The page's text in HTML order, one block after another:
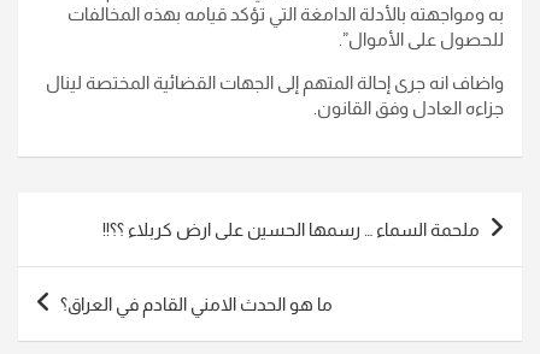
به ومواجهته بالأدلة الدامغة التي تؤكد قيامه بهذه المخالفات
للحصول على الأموال”.
واضاف انه جرى إحالة المتهم إلى الجهات القضائية المختصة لينال
جزاءه العادل وفق القانون.
تصفّح
ملحمة السماء … رسمها الحسين على ارض كربلاء ؟؟!!
ما هو الحدث الامني القادم في العراق؟